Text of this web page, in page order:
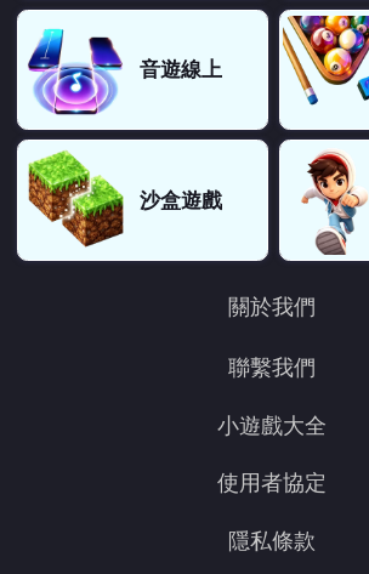
音遊線上
沙盒遊戲
關於我們
聯繫我們
小遊戲大全
使用者協定
隱私條款